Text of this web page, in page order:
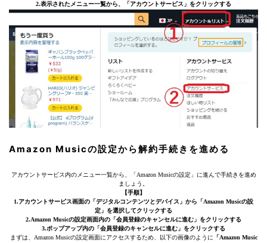
2.表示されたメニュー一覧から、「アカウントサービス」をクリックする
Amazon Musicの設定から解約手続きを進める
アカウントサービス内のメニュー一覧から、「Amazon Musicの設定」に進んで手続きを進め
ましょう。
【手順】
1.アカウントサービス画面の「デジタルコンテンツとデバイス」から「Amazon Musicの設
定」を選択してクリックする
2.Amazon Musicの設定画面内の「会員登録のキャンセルに進む」をクリックする
3.ポップアップ内の「会員登録のキャンセルに進む」をクリックする
まずは、Amazon Musicの設定画面にアクセスするため、以下の画像のように 「Amazon Music